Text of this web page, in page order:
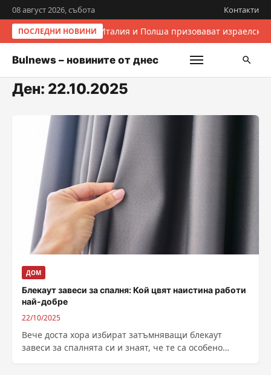
08 август 2026, събота Контакти
ПОСЛЕДНИ НОВИНИ Италия и Полша призовават
Bulnews – новините от днес
Ден: 22.10.2025
ДОМ
Блекаут завеси за спалня: Кой цвят наистина работи
най-добре
22/10/2025
Вече доста хора избират затъмняващи блекаут
завеси за спалнята си и знаят, че те са особено